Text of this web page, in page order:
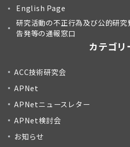
English Page
研究活動の不正行為及び公的研
告発等の通報窓口
カテゴリ
ACC技術研究会
APNet
APNetニュースレター
APNet検討会
お知らせ